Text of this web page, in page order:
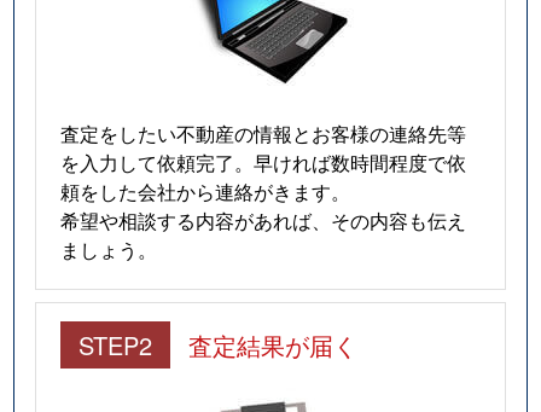
査定をしたい不動産の情報とお客様の連絡先等
を入力して依頼完了。早ければ数時間程度で依
頼をした会社から連絡がきます。
希望や相談する内容があれば、その内容も伝え
ましょう。
STEP2 査定結果が届く